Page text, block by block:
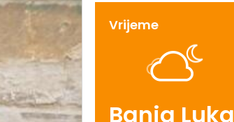
Vrijeme
Banja Luka